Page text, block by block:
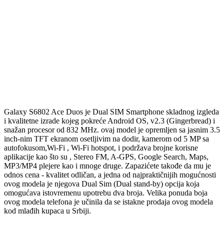
Galaxy S6802 Ace Duos je Dual SIM Smartphone skladnog izgleda
i kvalitetne izrade kojeg pokreće Android OS, v2.3 (Gingerbread) i
snažan procesor od 832 MHz. ovaj model je opremljen sa jasnim 3.5
inch-nim TFT ekranom osetljivim na dodir, kamerom od 5 MP sa
autofokusom,Wi-Fi , Wi-Fi hotspot, i podržava brojne korisne
aplikacije kao što su , Stereo FM, A-GPS, Google Search, Maps,
MP3/MP4 plejere kao i mnoge druge. Zapazićete takođe da mu je
odnos cena - kvalitet odličan, a jedna od najpraktičnijih mogućnosti
ovog modela je njegova Dual Sim (Dual stand-by) opcija koja
omogućava istovremenu upotrebu dva broja. Velika ponuda boja
ovog modela telefona je učinila da se istakne prodaja ovog modela
kod mlađih kupaca u Srbiji.